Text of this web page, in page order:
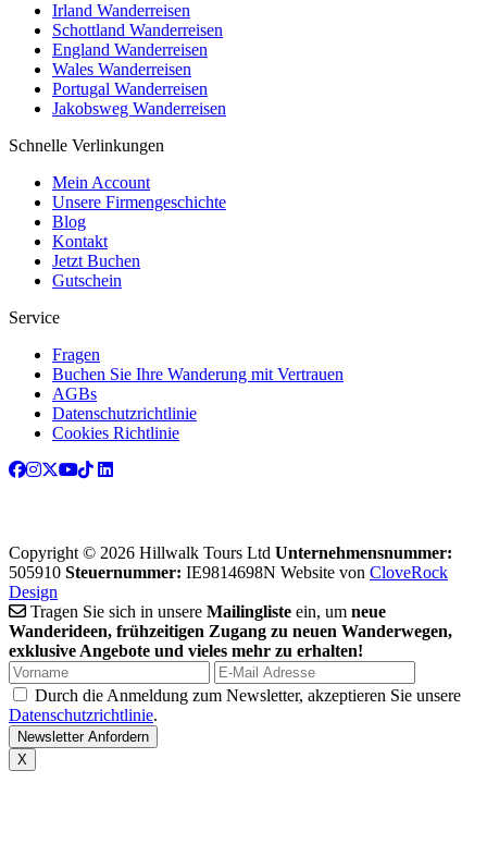
Irland Wanderreisen
Schottland Wanderreisen
England Wanderreisen
Wales Wanderreisen
Portugal Wanderreisen
Jakobsweg Wanderreisen
Schnelle Verlinkungen
Mein Account
Unsere Firmengeschichte
Blog
Kontakt
Jetzt Buchen
Gutschein
Service
Fragen
Buchen Sie Ihre Wanderung mit Vertrauen
AGBs
Datenschutzrichtlinie
Cookies Richtlinie
Copyright © 2026 Hillwalk Tours Ltd Unternehmensnummer:
505910 Steuernummer: IE9814698N Website von CloveRock
Design
Tragen Sie sich in unsere Mailingliste ein, um neue
Wanderideen, frühzeitigen Zugang zu neuen Wanderwegen,
exklusive Angebote und vieles mehr zu erhalten!
Durch die Anmeldung zum Newsletter, akzeptieren Sie unsere
Datenschutzrichtlinie.
X